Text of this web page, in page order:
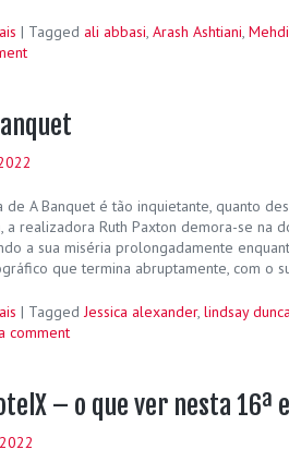
| Tagged ali abbasi, Arash Ashtiani,
de A Banquet é tão inquietante, quanto
a realizadora Ruth Paxton demora-se na
a sua miséria prolongadamente
que termina abruptamente, com o
| TaggedJessica alexander, lindsay
comment
– o que ver nesta 16ª